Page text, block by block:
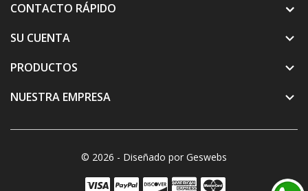
CONTACTO RÁPIDO
SU CUENTA

PRODUCTOS 
NUESTRA EMPRESA 
© 2026 - Diseñado por Geswebs